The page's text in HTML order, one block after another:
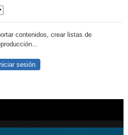
contenidos, crear listas de
Iniciar sesión